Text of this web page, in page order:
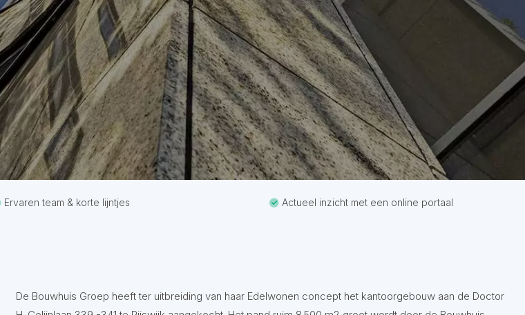
Ervaren team & korte lijntjes Actueel inzicht met een online portaal
De Bouwhuis Groep heeft ter uitbreiding van haar Edelwonen concept het kantoorgebouw aan de Doctor